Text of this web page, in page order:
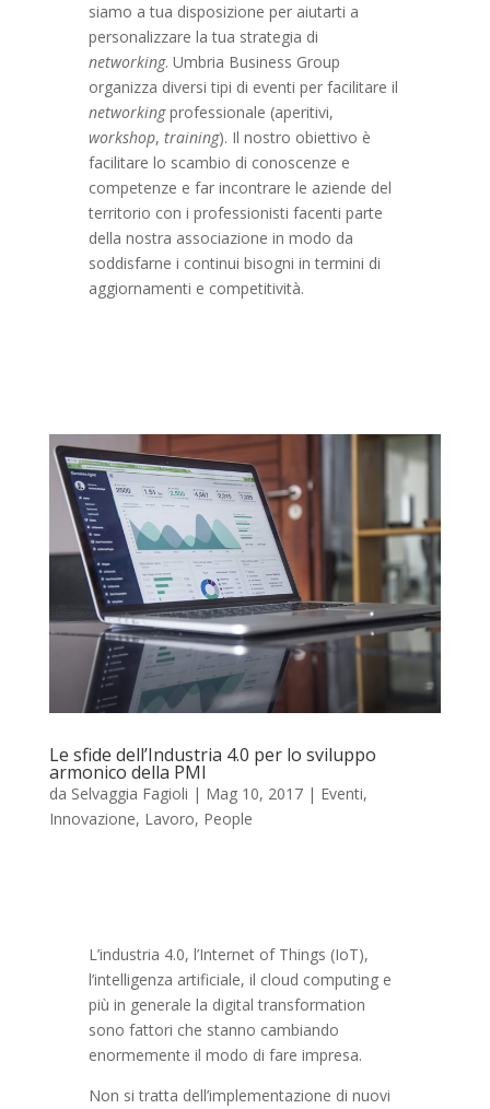
siamo a tua disposizione per aiutarti a
personalizzare la tua strategia di
networking. Umbria Business Group
organizza diversi tipi di eventi per facilitare il
networkingprofessionale (aperitivi,
workshop, training). Il nostro obiettivo è
facilitare lo scambio di conoscenze e
competenze e far incontrare le aziende del
territorio con i professionisti facenti parte
della nostra associazione in modo da
soddisfarne i continui bisogni in termini di
aggiornamenti e competitività.
Le sfide dell’Industria 4.0 per lo sviluppo
armonico della PMI
da Selvaggia Fagioli | Mag 10, 2017| Eventi,
Innovazione, Lavoro, People
L’industria 4.0, l’Internet of Things (IoT),
l’intelligenza artificiale, il cloud computing e
più in generale la digital transformation
sono fattori che stanno cambiando
enormemente il modo di fare impresa.
Non si tratta dell’implementazione di nuovi